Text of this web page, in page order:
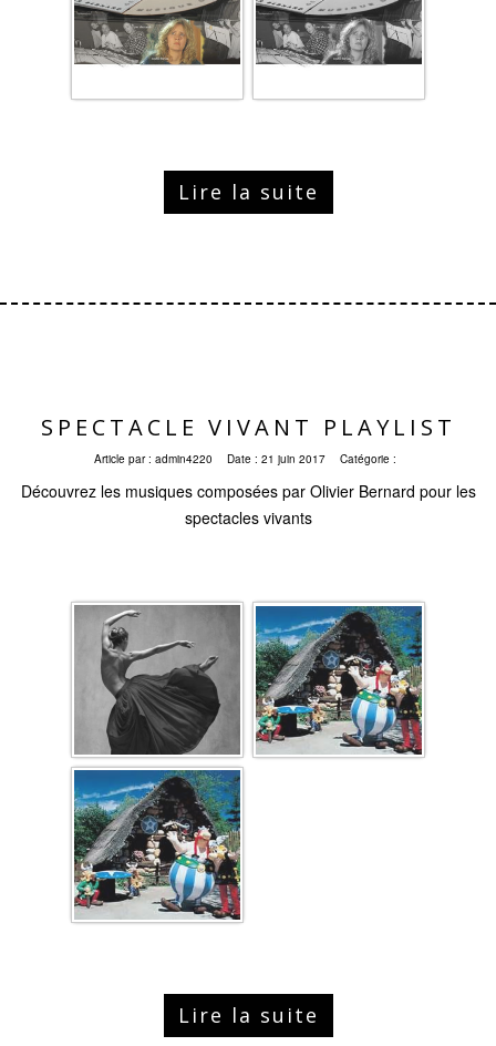
Lire la suite
SPECTACLE VIVANT PLAYLIST
Article par : admin4220 Date : 21 juin 2017 Catégorie :
Découvrez les musiques composées par Olivier Bernard pour les
spectacles vivants
Lire la suite